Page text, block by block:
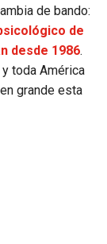
de bando:
de
desde 1986.
toda América
grande esta